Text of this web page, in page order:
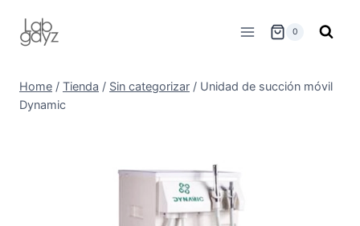
0
Home / Tienda / Sin categorizar / Unidad de succión móvil
Dynamic